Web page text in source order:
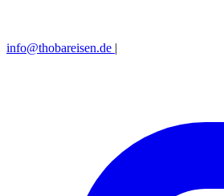
info@thobareisen.de |